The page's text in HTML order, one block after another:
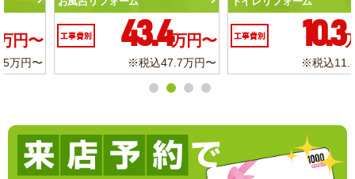
工事費別 10.3万円〜
※税込11.3万円〜
工事費別 6.2 万円〜
※税込6.8万円〜